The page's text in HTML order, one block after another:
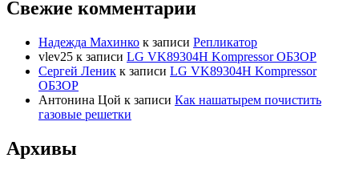
Свежие комментарии
Надежда Махинко к записи Репликатор
vlev25 к записи LG VK89304H Kompressor ОБЗОР
Сергей Леник к записи LG VK89304H Kompressor
ОБЗОР
Антонина Цой к записи Как нашатырем почистить
газовые решетки
Архивы